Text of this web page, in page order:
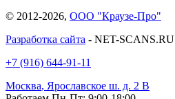
© 2012-2026, ООО "Краузе-Про"
Разработка сайта - NET-SCANS.RU
+7 (916) 644-91-11
Москва, Ярославское ш. д. 2 В